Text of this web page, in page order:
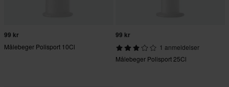
99 kr
Målebeger Polisport 10Cl
99 kr
1 anmeldelser
Målebeger Polisport 25Cl